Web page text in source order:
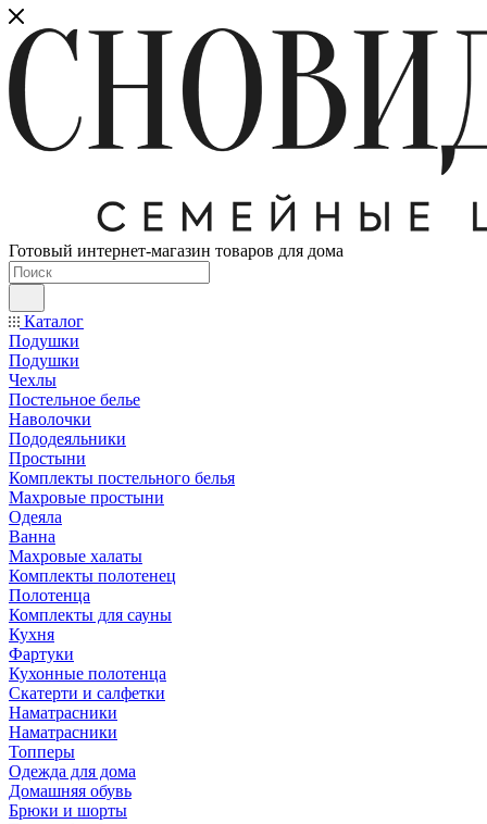
Готовый интернет-магазин товаров для дома
Каталог
Подушки
Подушки
Чехлы
Постельное белье
Наволочки
Пододеяльники
Простыни
Комплекты постельного белья
Махровые простыни
Одеяла
Ванна
Махровые халаты
Комплекты полотенец
Полотенца
Комплекты для сауны
Кухня
Фартуки
Кухонные полотенца
Скатерти и салфетки
Наматрасники
Наматрасники
Топперы
Одежда для дома
Домашняя обувь
Брюки и шорты